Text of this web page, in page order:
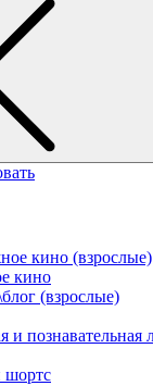
кино (взрослые)
кино
(взрослые)
и познавательная
шортс